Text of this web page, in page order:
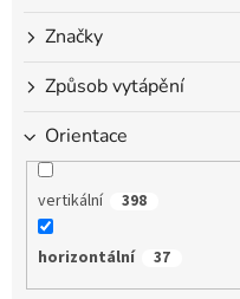
Značky
Způsob vytápění
Orientace
vertikální 398
horizontální 37